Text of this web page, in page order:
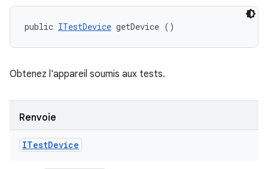
public ITestDevice getDevice ()
Obtenez l'appareil soumis aux tests.
Renvoie
ITestDevice